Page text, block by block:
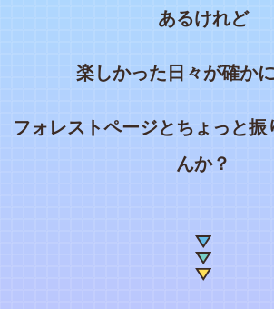
あるけれど
楽しかった日々が確か
フォレストページとちょっと
んか？